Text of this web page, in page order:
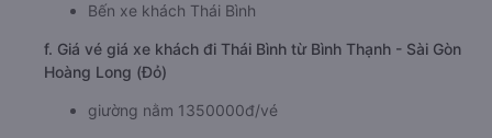
Bến xe khách Thái Bình
f. Giá vé giá xe khách đi Thái Bình từ Bình Thạnh - Sài Gòn
Hoàng Long (Đỏ)
giường nằm 1350000đ/vé